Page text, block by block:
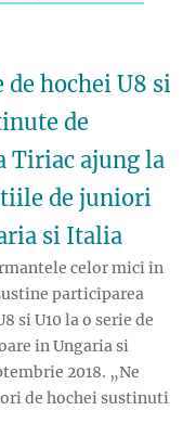
de hochei U8 si
de
Tiriac ajung la
de juniori
si Italia
celor mici in
participarea
si U10 la o serie de
in Ungaria si
2018. „Ne
de hochei sustinuti